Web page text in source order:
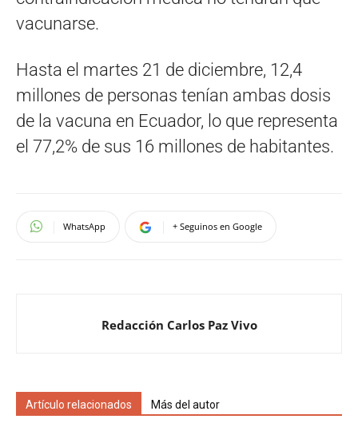
vacunarse.
Hasta el martes 21 de diciembre, 12,4
millones de personas tenían ambas dosis
de la vacuna en Ecuador, lo que representa
el 77,2% de sus 16 millones de habitantes.
WhatsApp + Seguinos en Google
Redacción Carlos Paz Vivo
Artículo relacionados Más del autor